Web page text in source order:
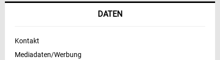
DATEN
Kontakt
Mediadaten/Werbung